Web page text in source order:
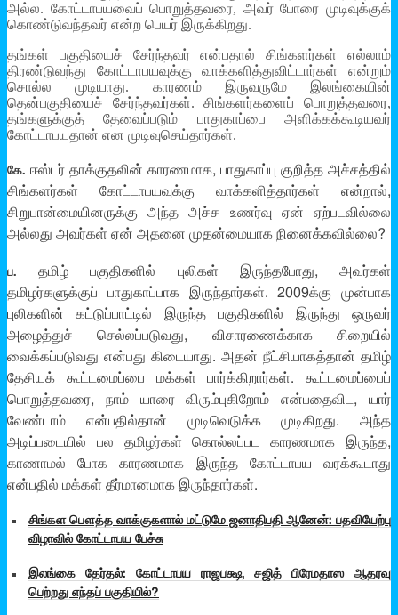
அல்ல. கோட்டாபயவைப் பொறுத்தவரை, அவர் போரை முடிவுக்குக்
கொண்டுவந்தவர் என்ற பெயர் இருக்கிறது.
தங்கள் பகுதியைச் சேர்ந்தவர் என்பதால் சிங்களர்கள் எல்லாம்
திரண்டுவந்து கோட்டாபயவுக்கு வாக்களித்துவிட்டார்கள் என்றும்
சொல்ல முடியாது. காரணம் இருவருமே இலங்கையின்
தென்பகுதியைச் சேர்ந்தவர்கள். சிங்களர்களைப் பொறுத்தவரை,
தங்களுக்குத் தேவைப்படும் பாதுகாப்பை அளிக்கக்கூடியவர்
கோட்டாபயதான் என முடிவுசெய்தார்கள்.
கே. ஈஸ்டர் தாக்குதலின் காரணமாக, பாதுகாப்பு குறித்த அச்சத்தில்
சிங்களர்கள் கோட்டாபயவுக்கு வாக்களித்தார்கள் என்றால்,
சிறுபான்மையினருக்கு அந்த அச்ச உணர்வு ஏன் ஏற்படவில்லை
அல்லது அவர்கள் ஏன் அதனை முதன்மையாக நினைக்கவில்லை?
ப.தமிழ் பகுதிகளில் புலிகள் இருந்தபோது, அவர்கள்
தமிழர்களுக்குப் பாதுகாப்பாக இருந்தார்கள். 2009க்கு முன்பாக
புலிகளின் கட்டுப்பாட்டில் இருந்த பகுதிகளில் இருந்து ஒருவர்
அழைத்துச் செல்லப்படுவது, விசாரணைக்காக சிறையில்
வைக்கப்படுவது என்பது கிடையாது. அதன் நீட்சியாகத்தான் தமிழ்
தேசியக் கூட்டமைப்பை மக்கள் பார்க்கிறார்கள். கூட்டமைப்பைப்
பொறுத்தவரை, நாம் யாரை விரும்புகிறோம் என்பதைவிட, யார்
வேண்டாம் என்பதில்தான் முடிவெடுக்க முடிகிறது. அந்த
அடிப்படையில் பல தமிழர்கள் கொல்லப்பட காரணமாக இருந்த,
காணாமல் போக காரணமாக இருந்த கோட்டாபய வரக்கூடாது
என்பதில் மக்கள் தீர்மானமாக இருந்தார்கள்.
சிங்கள பௌத்த வாக்குகளால் மட்டுமே ஜனாதிபதி ஆனேன்: பதவியேற்பு
விழாவில் கோட்டாபய பேச்சு
இலங்கை தேர்தல்: கோட்டாபய ராஜபக்ஷ, சஜித் பிரேமதாஸ ஆதரவு
பெற்றது எந்தப் பகுதியில்?